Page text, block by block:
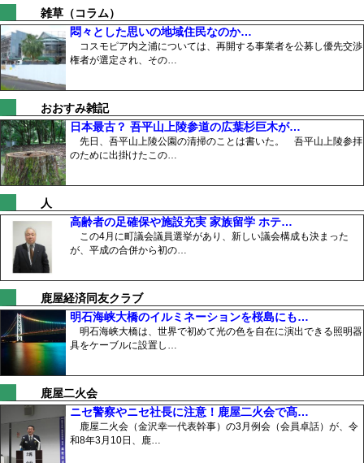
雑草（コラム）
悶々とした思いの地域住民なのか…
コスモピア内之浦については、再開する事業者を公募し優先交渉
権者が選定され、その…
おおすみ雑記
日本最古？ 吾平山上陵参道の広葉杉巨木が…
先日、吾平山上陵公園の清掃のことは書いた。 吾平山上陵参拝
のために出掛けたこの…
人
高齢者の足確保や施設充実 家族留学 ホテ…
この4月に町議会議員選挙があり、新しい議会構成も決まった
が、平成の合併から初の…
鹿屋経済同友クラブ
明石海峡大橋のイルミネーションを桜島にも…
明石海峡大橋は、世界で初めて光の色を自在に演出できる照明器
具をケーブルに設置し…
鹿屋二火会
ニセ警察やニセ社長に注意！鹿屋二火会で髙…
鹿屋二火会（金沢幸一代表幹事）の3月例会（会員卓話）が、令
和8年3月10日、鹿…